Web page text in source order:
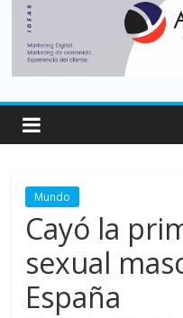
Mundo
Cayó la
sexual
España